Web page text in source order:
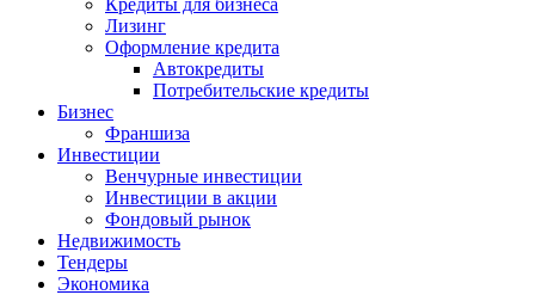
Лизинг
Оформление кредита
Автокредиты
Потребительские кредиты
Бизнес
Франшиза
Инвестиции
Венчурные инвестиции
Инвестиции в акции
Фондовый рынок
Недвижимость
Тендеры
Экономика